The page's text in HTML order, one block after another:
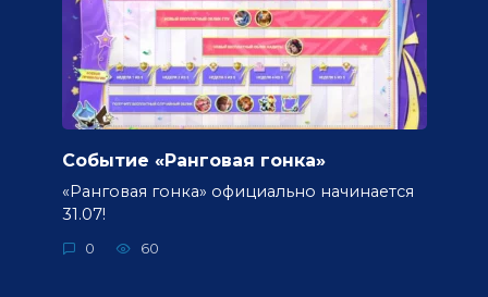
Событие «Ранговая гонка»
«Ранговая гонка» официально начинается
31.07!
0 60